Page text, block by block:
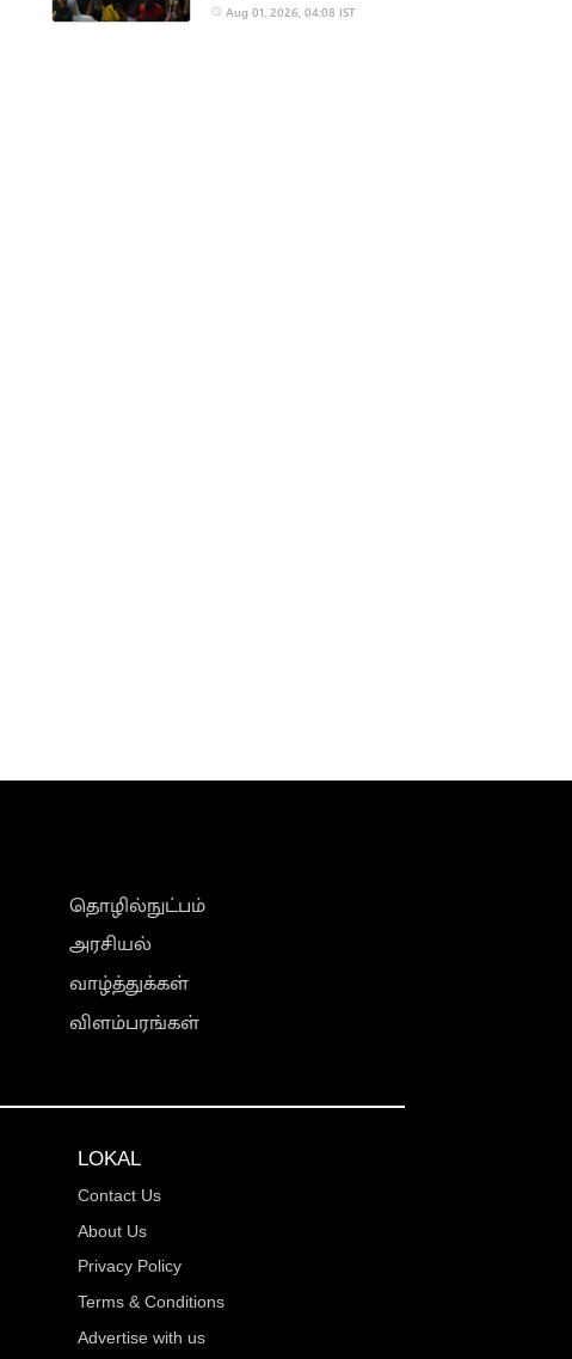
Aug 01, 2026, 04:08 IST
தொழில்நுட்பம்
அரசியல்
வாழ்த்துக்கள்
விளம்பரங்கள்
LOKAL
Contact Us
About Us
Privacy Policy
Terms & Conditions
Advertise with us